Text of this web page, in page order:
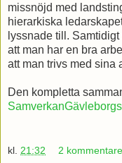
missnöjd med
hierarkiska
lyssnade till.
att man har en bra
att man trivs med sina
Den kompletta
kl. 21:32 2